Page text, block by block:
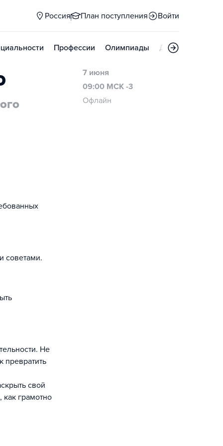
Россия План поступления Войти
Профессии Олимпиады Дни открытых
советами.
Не
превратить
свой
грамотно
7 июня
09:00 МСК -3
Офлайн